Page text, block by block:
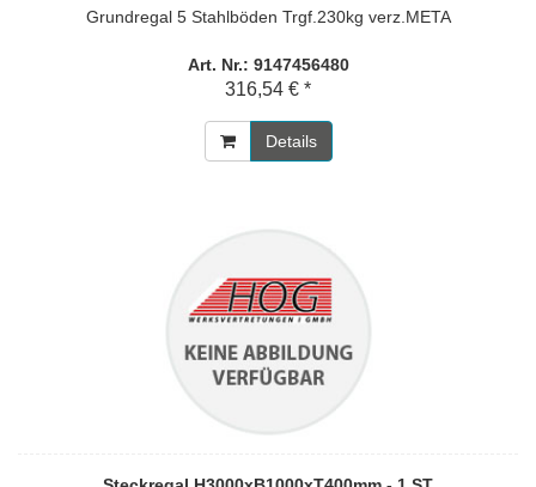
Grundregal 5 Stahlböden Trgf.230kg verz.META
Art. Nr.: 9147456480
316,54 € *
Details